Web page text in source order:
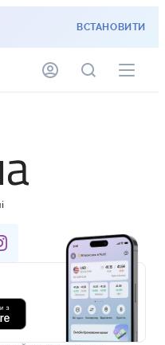
ВСТАНОВИТИ